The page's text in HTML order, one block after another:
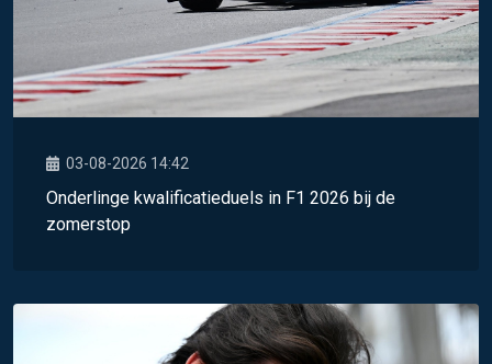
03-08-2026 14:42
Onderlinge kwalificatieduels in F1 2026 bij de
zomerstop